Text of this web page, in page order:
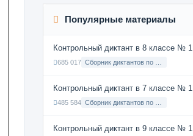
Популярные материалы
Контрольный диктант в 8 классе № 1
685 017
Контрольный диктант в 7 классе № 1
485 584
Контрольный диктант в 9 классе № 1